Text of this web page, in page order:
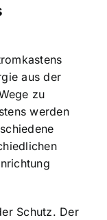
aus der
zu
werden
Schutz. Der